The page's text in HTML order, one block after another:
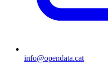
info@opendata.cat